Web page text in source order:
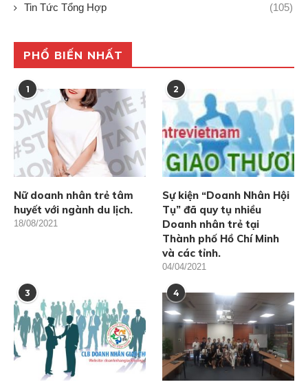
Tin Tức Tổng Hợp (105)
PHỔ BIẾN NHẤT
1
Nữ doanh nhân trẻ tâm
huyết với ngành du lịch.
18/08/2021
2
Sự kiện “Doanh Nhân Hội
Tụ” đã quy tụ nhiều
Doanh nhân trẻ tại
Thành phố Hồ Chí Minh
và các tỉnh.
04/04/2021
3 4